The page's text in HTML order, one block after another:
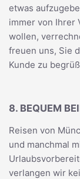
etwas
immer von Ihrer
wollen,
freuen uns, Sie
Kunde zu
8. BEQUEM
Reisen von
und manchmal
verlangen wir